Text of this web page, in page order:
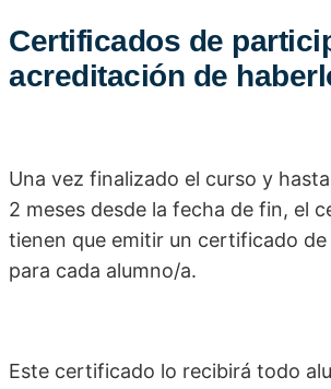
Certificados de
acreditación de
Una vez finalizado el curso y
2 meses desde la fecha de fin, el
tienen que emitir un certificado
para cada alumno/a.
Este certificado lo recibirá todo